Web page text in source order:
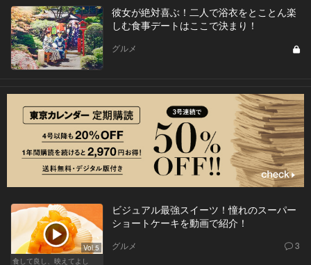
彼女が絶対喜ぶ！二人で浴衣をとことん楽
しむ食事デートはここで決まり！
グルメ
Vol.5
食して良し、映えてよし
ビジュアル最強スイーツ！憧れのスーパー
ショートケーキを動画で紹介！
グルメ 3